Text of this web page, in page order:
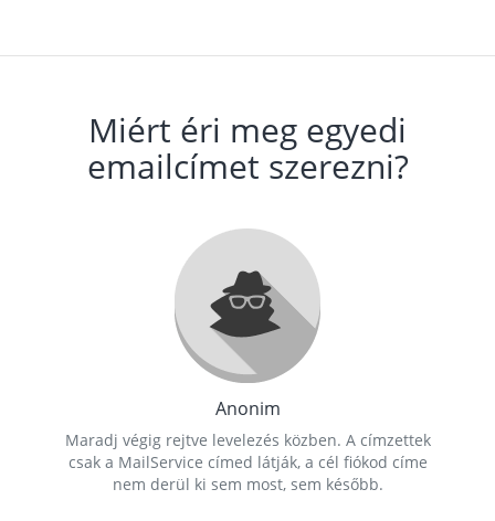
Miért éri meg egyedi
emailcímet szerezni?
Anonim
Maradj végig rejtve levelezés közben. A címzettek
csak a MailService címed látják, a cél fiókod címe
nem derül ki sem most, sem később.